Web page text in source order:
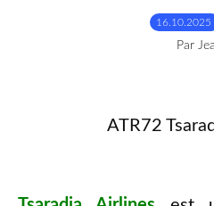
16.10.2025
Par
ATR72